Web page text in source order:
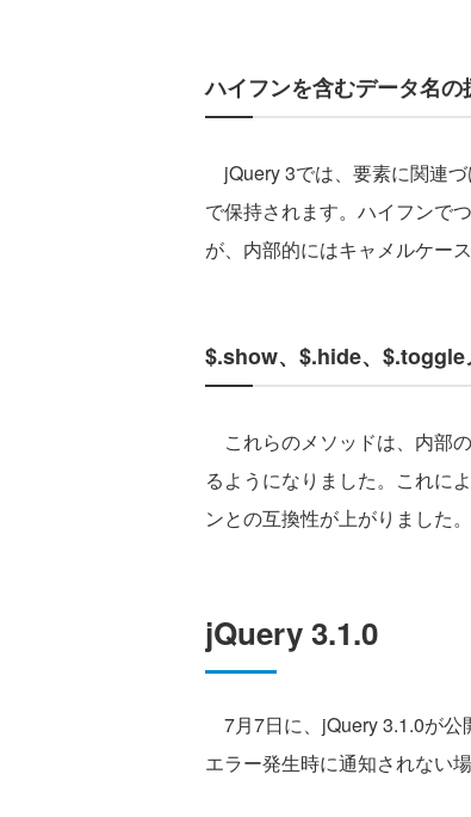
ハイフンを含むデータ名の
jQuery 3では、要素に関連
で保持されます。ハイフンで
が、内部的にはキャメルケー
$.show、$.hide、$.toggle
これらのメソッドは、内部
るようになりました。これに
ンとの互換性が上がりました。
jQuery 3.1.0
7月7日に、jQuery 3.1.0が公
エラー発生時に通知されない